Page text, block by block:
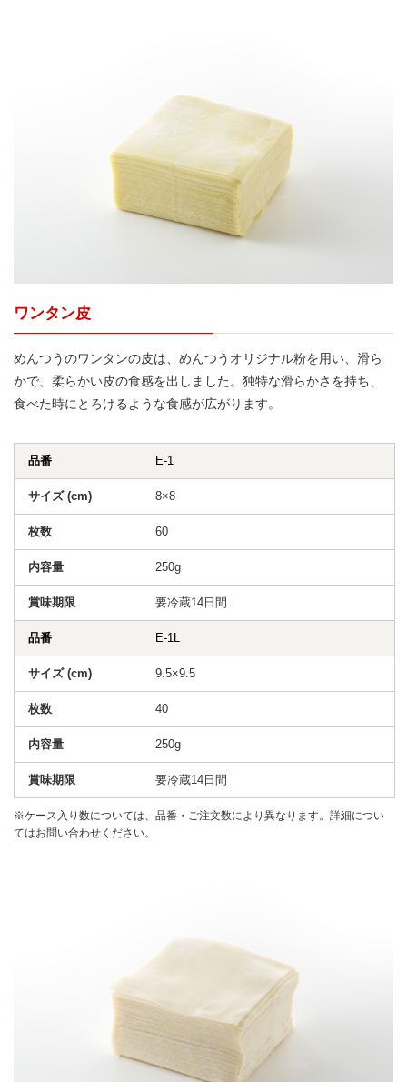
ワンタン皮
めんつうのワンタンの皮は、めんつうオリジナル粉を用い、滑ら
かで、柔らかい皮の食感を出しました。独特な滑らかさを持ち、
食べた時にとろけるような食感が広がります。
E-1
8×8
60
250g
要冷蔵14日間
E-1L
9.5×9.5
40
250g
要冷蔵14日間
※ケース入り数については、品番・ご注文数により異なります。詳細につい
てはお問い合わせください。